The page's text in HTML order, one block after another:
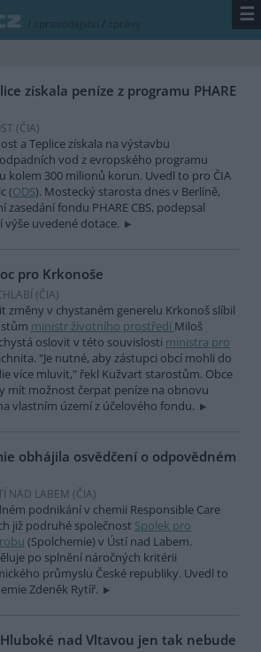
/ zpravodajství / zprávy ☰
získala peníze z programu PHARE
(ČIA)
a Teplice získala na výstavbu
vod z evropského programu
kolem 300 milionů korun. Uvedl to pro ČIA
(ODS). Mostecký starosta dnes v Berlíně,
zasedání fondu PHARE CBS, podepsal
uvedené dotace.
pro Krkonoše
(ČIA)
změny v chystaném generelu Krkonoš slíbil
ministr životního prostředí Miloš
oslovit v této souvislosti ministra pro
"Je nutné, aby zástupci obcí mohli do
více mluvit," řekl Kužvart starostům. Obce
mít možnost čerpat peníze na obnovu
vlastním území z účelového fondu.
obhájila osvědčení o odpovědném
NAD LABEM (ČIA)
podnikání v chemii Responsible Care
již podruhé společnost Spolek pro
(Spolchemie) v Ústí nad Labem.
po splnění náročných kritérii
průmyslu České republiky. Uvedl to
Zdeněk Rytíř.
nad Vltavou jen tak nebude